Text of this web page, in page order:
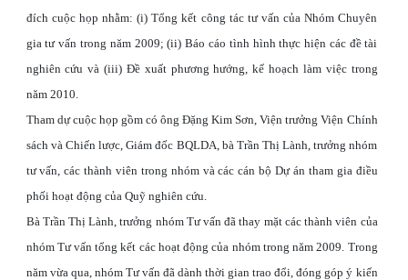
đích cuộc họp nhằm: (i) Tổng kết công tác tư vấn của Nhóm Chuyên
gia tư vấn trong năm 2009; (ii) Báo cáo tình hình thực hiện các đề tài
nghiên cứu và (iii) Đề xuất phương hướng, kế hoạch làm việc trong
năm 2010.
Tham dự cuộc họp gồm có ông Đặng Kim Sơn, Viện trưởng Viện Chính
sách và Chiến lược, Giám đốc BQLDA, bà Trần Thị Lành, trưởng nhóm
tư vấn, các thành viên trong nhóm và các cán bộ Dự án tham gia điều
phối hoạt động của Quỹ nghiên cứu.
Bà Trần Thị Lành, trưởng nhóm Tư vấn đã thay mặt các thành viên của
nhóm Tư vấn tổng kết các hoạt động của nhóm trong năm 2009. Trong
năm vừa qua, nhóm Tư vấn đã dành thời gian trao đổi, đóng góp ý kiến